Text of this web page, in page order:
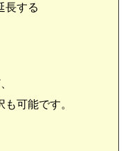
長する
可能です。